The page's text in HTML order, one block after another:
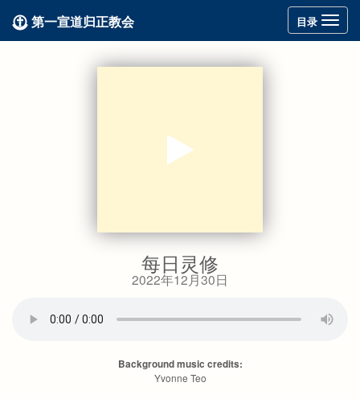
Toggle
navigation
目录
第一宣道归正教会
每日灵修
2022年12月30日
Background music credits:
Yvonne Teo